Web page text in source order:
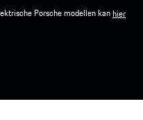
Porsche modellen kanhier